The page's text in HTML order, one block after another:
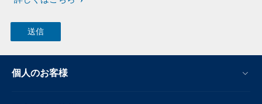
個人のお客様